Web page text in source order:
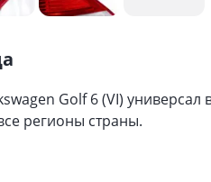
Golf 6 (VI)
регионы страны.